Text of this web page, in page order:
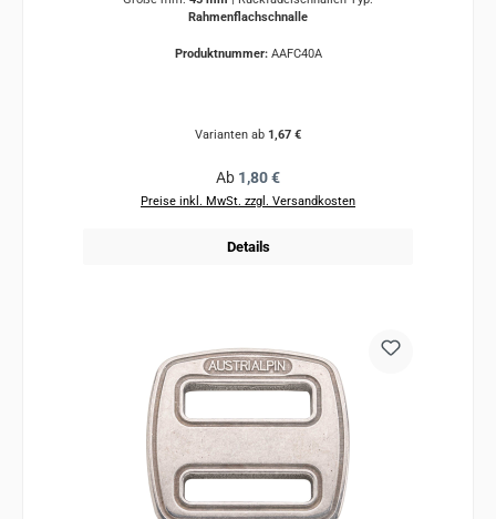
Rahmenflachschnalle
Produktnummer: AAFC40A
Varianten ab 1,67 €
Regulärer Preis:
Ab 1,80 €
Preise inkl. MwSt. zzgl. Versandkosten
Details